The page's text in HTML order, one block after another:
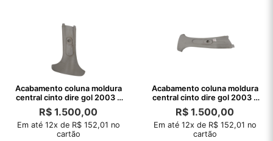
Acabamento coluna moldura
central cinto dire gol 2003 a
2019
R$ 1.500,00
Em até 12x de R$ 152,01 no
cartão
Acabamento coluna moldura
central cinto dire gol 2003 a
2019
R$ 1.500,00
Em até 12x de R$ 152,01 no
cartão